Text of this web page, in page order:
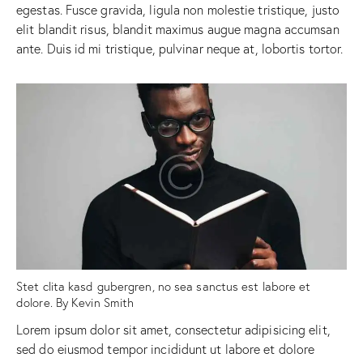
egestas. Fusce gravida, ligula non molestie tristique, justo
elit blandit risus, blandit maximus augue magna accumsan
ante. Duis id mi tristique, pulvinar neque at, lobortis tortor.
Stet clita kasd gubergren, no sea sanctus est labore et
dolore. By Kevin Smith
Lorem ipsum dolor sit amet, consectetur adipisicing elit,
sed do eiusmod tempor incididunt ut labore et dolore